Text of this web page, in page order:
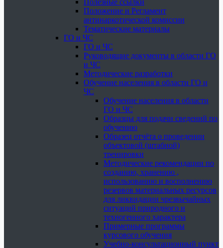
Полезные ссылки
Положение и Регламент
антинаркотической комиссии
Тематические материалы
ГО и ЧС
ГО и ЧС
Руководящие документы в области ГО
и ЧС
Методические разработки
Обучение населения в области ГО и
ЧС
Обучение населения в области
ГО и ЧС
Образцы для подачи сведений по
обучению
Образец отчёта о проведении
объектовой (штабной)
тренировки
Методические рекомендации по
созданию, хранению ,
использованию и восполнению
резервов материальных ресурсов
для ликвидации чрезвычайных
ситуаций природного и
техногенного характера
Примерные программы
курсового обучения
Учебно-консультационный пункт